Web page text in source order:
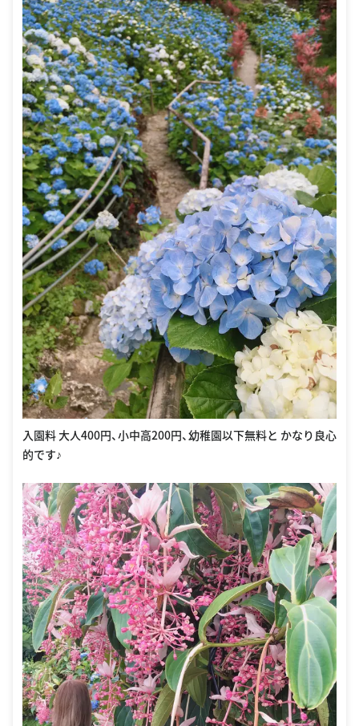
入園料 大人400円、小中高200円、幼稚園以下無料と かなり良心
的です♪